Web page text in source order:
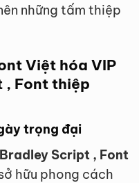
những tấm thiệp
Việt hóa VIP
, Font thiệp
trọng đại
Script , Font
hữu phong cách